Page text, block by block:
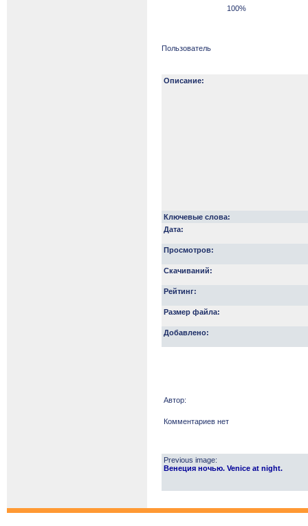
100%
Пользователь
Описание:
Ключевые слова:
Дата:
Просмотров:
Скачиваний:
Рейтинг:
Размер файла:
Добавлено:
Автор:
Комментариев нет
Previous image:
Венеция ночью. Venice at night.